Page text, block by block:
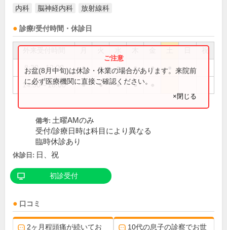
内科 脳神経内科 放射線科
診療/受付時間・休診日
8:30～12:00 ● ● ● ● ●
14:30～18:00 ● ● ● ●
お盆(8月中旬)は休診・休業の場合があります。来院前
に必ず医療機関に直接ご確認ください。
×閉じる
備考: 土曜AMのみ
受付/診療日時は科目により異なる
臨時休診あり
休診日: 日、祝
初診受付
口コミ
2ヶ月程頭痛が続いてお 10代の息子の診察でお世